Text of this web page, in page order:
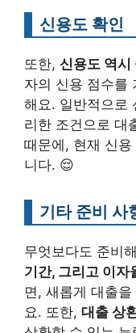
신용도 확인
또한, 신용도 역시
자의 신용 점수를
해요. 일반적으로
리한 조건으로 대
때문에, 현재 신
니다. 😌
기타 준비 사
무엇보다도 준비
기간, 그리고 이자
면, 새롭게 대출
요. 또한, 대출 상